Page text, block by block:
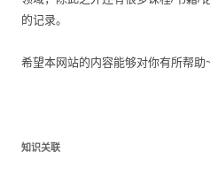
的记录。
希望本网站的内容能够对你有所帮助
知识关联